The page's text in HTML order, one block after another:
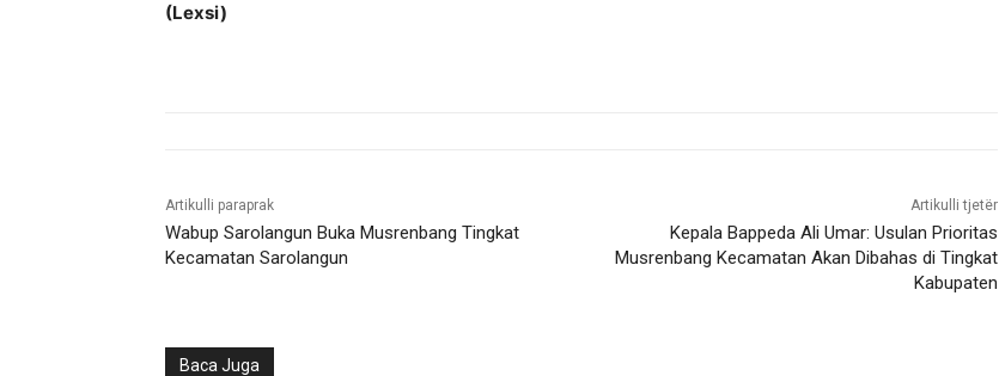
(Lexsi)
Artikulli paraprak
Wabup Sarolangun Buka Musrenbang Tingkat
Kecamatan Sarolangun
Artikulli tjetër
Kepala Bappeda Ali Umar: Usulan Prioritas
Musrenbang Kecamatan Akan Dibahas di Tingkat
Kabupaten
Baca Juga